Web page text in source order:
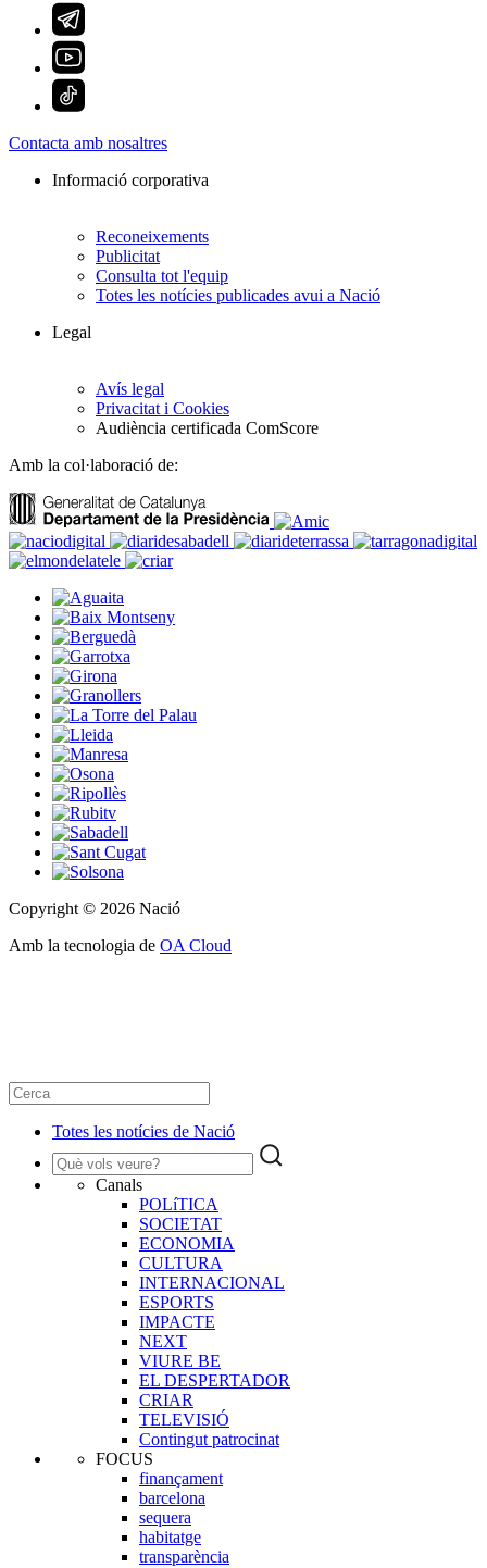
Contacta amb nosaltres
Informació corporativa
Reconeixements
Publicitat
Consulta tot l'equip
Totes les notícies publicades avui a Nació
Legal
Avís legal
Privacitat i Cookies
Audiència certificada ComScore
Amb la col·laboració de:
Copyright © 2026 Nació
Amb la tecnologia de OA Cloud
Totes les notícies de Nació
Canals
POLíTICA
SOCIETAT
ECONOMIA
CULTURA
INTERNACIONAL
ESPORTS
IMPACTE
NEXT
VIURE BE
EL DESPERTADOR
CRIAR
TELEVISIÓ
Contingut patrocinat
FOCUS
finançament
barcelona
sequera
habitatge
transparència